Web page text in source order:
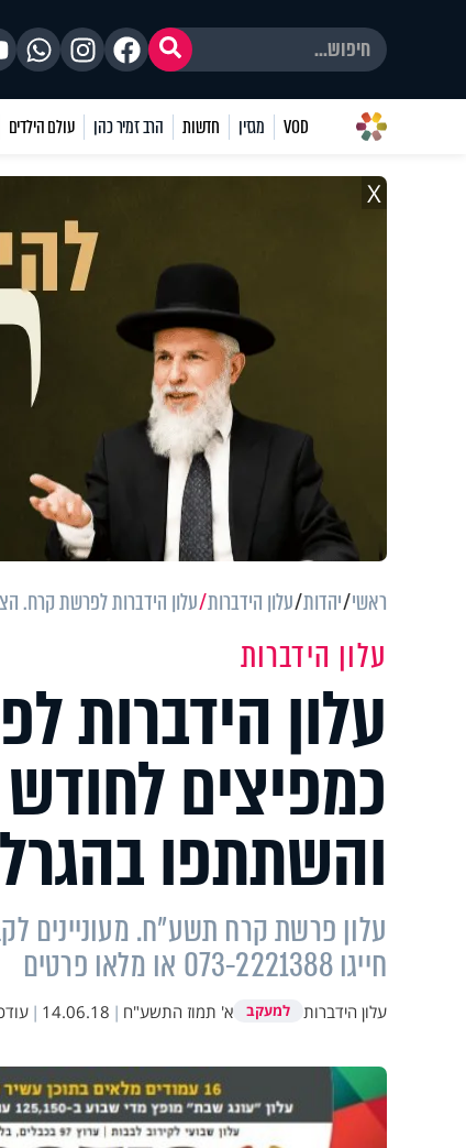
VOD מגזין חדשות הרב זמיר כהן עולם הילדים
X
ראשי יהדות עלון הידברות עלון הידברות לפרשת קרח.
עלון הידברות
עלון הידברות
כמפיצים
והשתתפו
עלון פרשת קרח תשע"ח. מעוניינים
חייגו 073-2221388 או מלאו פרטים
עלון הידברות למעקב א' תמוז התשע"ח |
14.06.18
|